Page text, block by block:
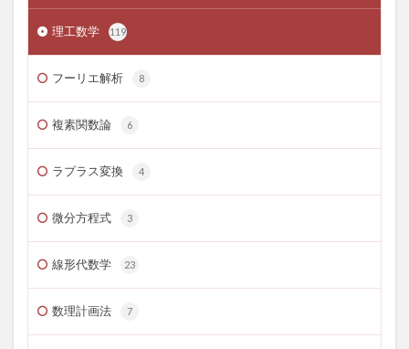
理工数学 119
フーリエ解析 8
複素関数論 6
ラプラス変換 4
微分方程式 3
線形代数学 23
数理計画法 7